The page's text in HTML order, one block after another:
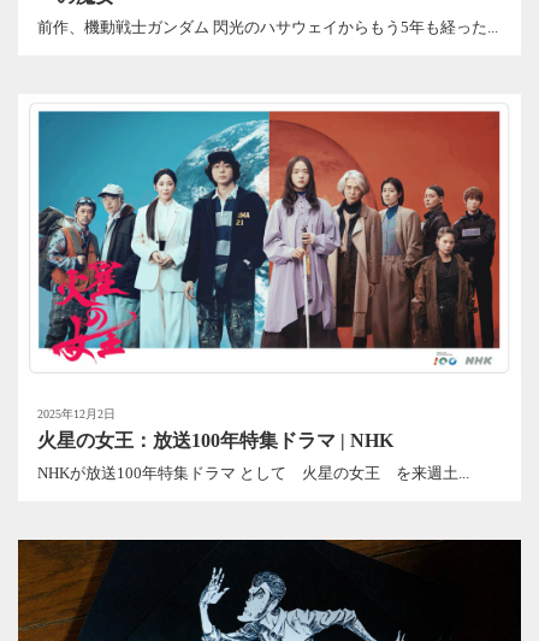
前作、機動戦士ガンダム 閃光のハサウェイからもう5年も経った...
2025年12月2日
火星の女王：放送100年特集ドラマ | NHK
NHKが放送100年特集ドラマ として 火星の女王 を来週土...